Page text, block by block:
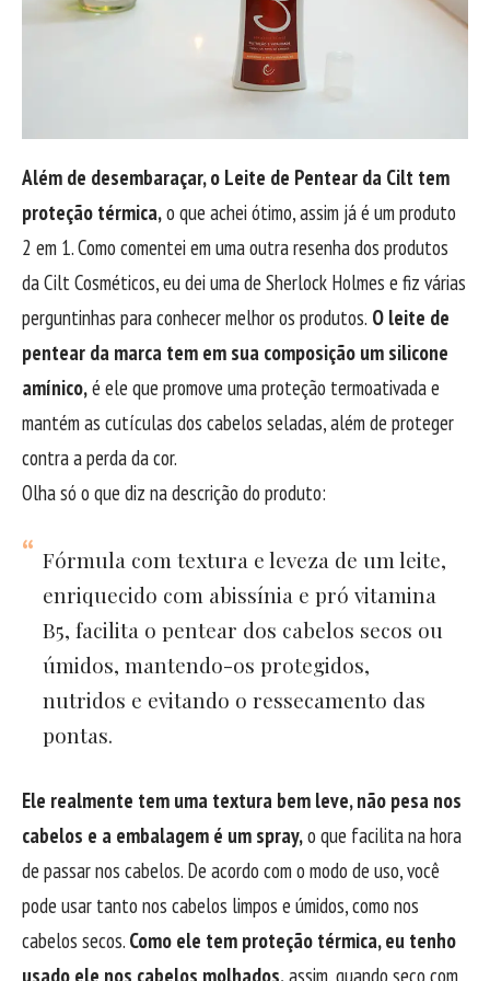
Além de desembaraçar, o Leite de Pentear da Cilt tem
proteção térmica,o que achei ótimo, assim já é um produto
2 em 1. Como comentei em uma outra resenha dos produtos
da Cilt Cosméticos, eu dei uma de Sherlock Holmes e fiz várias
perguntinhas para conhecer melhor os produtos. O leite de
pentear da marca tem em sua composição um silicone
amínico,é ele que promove uma proteção termoativada e
mantém as cutículas dos cabelos seladas, além de proteger
contra a perda da cor.
Olha só o que diz na descrição do produto:
Fórmula com textura e leveza de um leite,
enriquecido com abissínia e pró vitamina
B5, facilita o pentear dos cabelos secos ou
úmidos, mantendo-os protegidos,
nutridos e evitando o ressecamento das
pontas.
Ele realmente tem uma textura bem leve, não pesa nos
cabelos e a embalagem é um spray,o que facilita na hora
de passar nos cabelos. De acordo com o modo de uso, você
pode usar tanto nos cabelos limpos e úmidos, como nos
cabelos secos. Como ele tem proteção térmica, eu tenho
usado ele nos cabelos molhados,assim, quando seco com